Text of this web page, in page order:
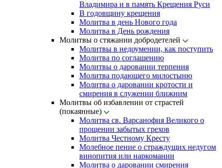
Владимира и в память Крещения Руси
В годовщину крещения
Молитва в день Нового года
Молитва в День рождения
Молитвы о стяжании добродетелей
Молитвы в недоумении, как поступить
Молитва по соглашению
Молитвы о даровании терпения
Молитва подающего милостыню
Молитва о даровании кротости и
смирения в служении ближним
Молитвы об избавлении от страстей
(покаянные)
Молитва св. Варсанофия Великого о
прощении забытых грехов
Молитва Честному Кресту
Молебное пение о страждущих недугом
винопития или наркомании
Молитва о даровании смирения